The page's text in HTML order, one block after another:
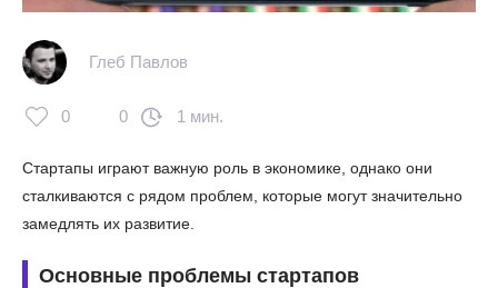
Глеб Павлов
0 0 1 мин.
Стартапы играют важную роль в экономике, однако они
сталкиваются с рядом проблем, которые могут значительно
замедлять их развитие.
Основные проблемы стартапов